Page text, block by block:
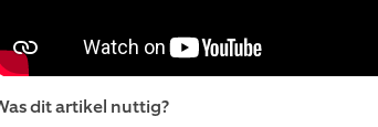
dit artikel nuttig?